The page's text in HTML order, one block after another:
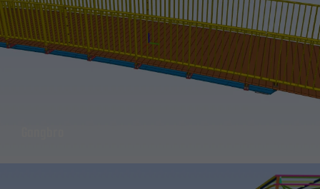
nettstedets
funksjonalitet
basert på
hvordan